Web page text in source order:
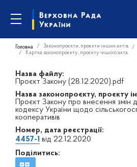
Головна Законопроєкти, проєкти інших актів
Картка законопроєкту, проєкту іншого акта
Назва файлу:
Проєкт Закону (28.12.2020).pdf
Назва законопроєкту, проєкту
Проєкт Закону про внесення змін
кодексу України щодо
кооперативів
Номер, дата реєстрації:
4457-1 від 22.12.2020
Поділитись: